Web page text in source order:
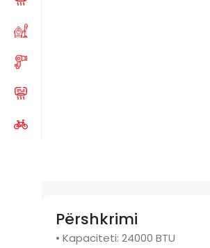
Përshkrimi
• Kapaciteti: 24000 BTU